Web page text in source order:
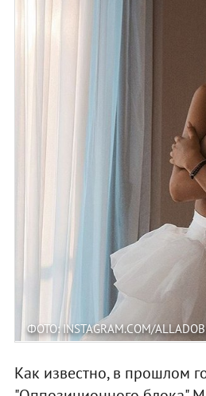
ФОТО: INSTAGRAM.COM/
Как известно, в прошлом